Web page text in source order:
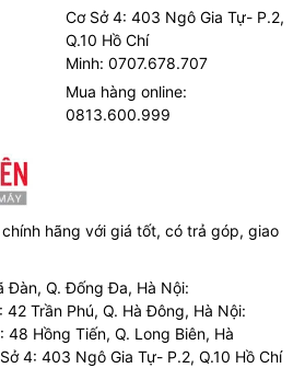
Cơ Sở 4: 403 Ngô Gia Tự- P.2,
Q.10 Hồ Chí
Minh: 0707.678.707
Mua hàng online:
0813.600.999
hãng với giá tốt, có trả góp, giao
Đàn, Q. Đống Đa, Hà Nội:
Trần Phú, Q. Hà Đông, Hà Nội:
Hồng Tiến, Q. Long Biên, Hà
4: 403 Ngô Gia Tự- P.2, Q.10 Hồ Chí